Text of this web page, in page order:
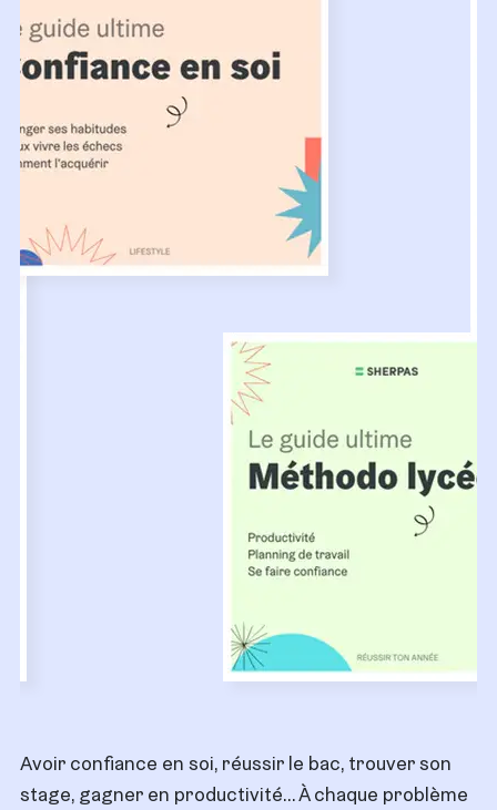
Avoir confiance en soi, réussir le bac, trouver son
stage, gagner en productivité… À chaque problème